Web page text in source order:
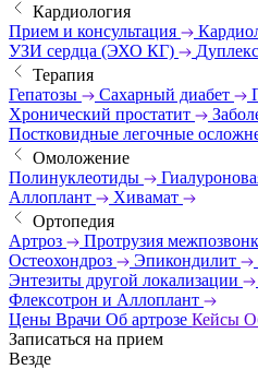
Кардиология
Прием и консультация
УЗИ сердца (ЭХО КГ)
Терапия
Гепатозы
Сахарный диабет
Хронический простатит
Постковидные легочные
Омоложение
Полинуклеотиды
Аллоплант
Хивамат
Ортопедия
Артроз
Протрузия
Остеохондроз
Эпикондилит
Энтезиты другой локализации
Флексотрон и Аллоплант
Цены Врачи Об артрозе Кейсы
Записаться на прием
Везде